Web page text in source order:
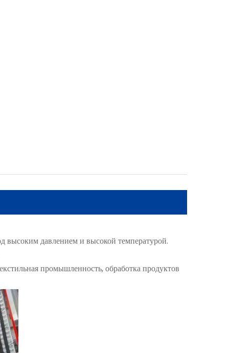
высоким давлением и высокой температурой.
промышленность, обработка продуктов